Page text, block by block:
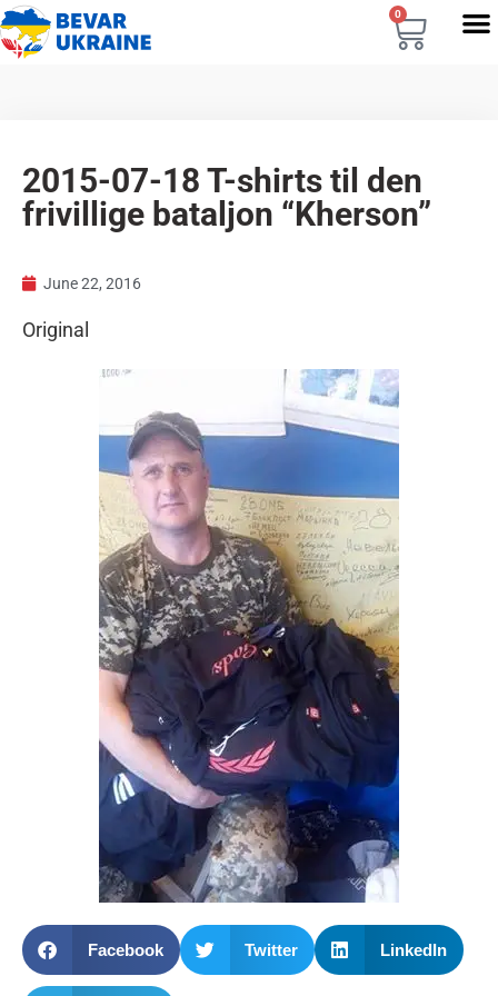
0
2015-07-18 T-shirts til den
frivillige bataljon “Kherson”
June 22, 2016
Original
Facebook Twitter LinkedIn